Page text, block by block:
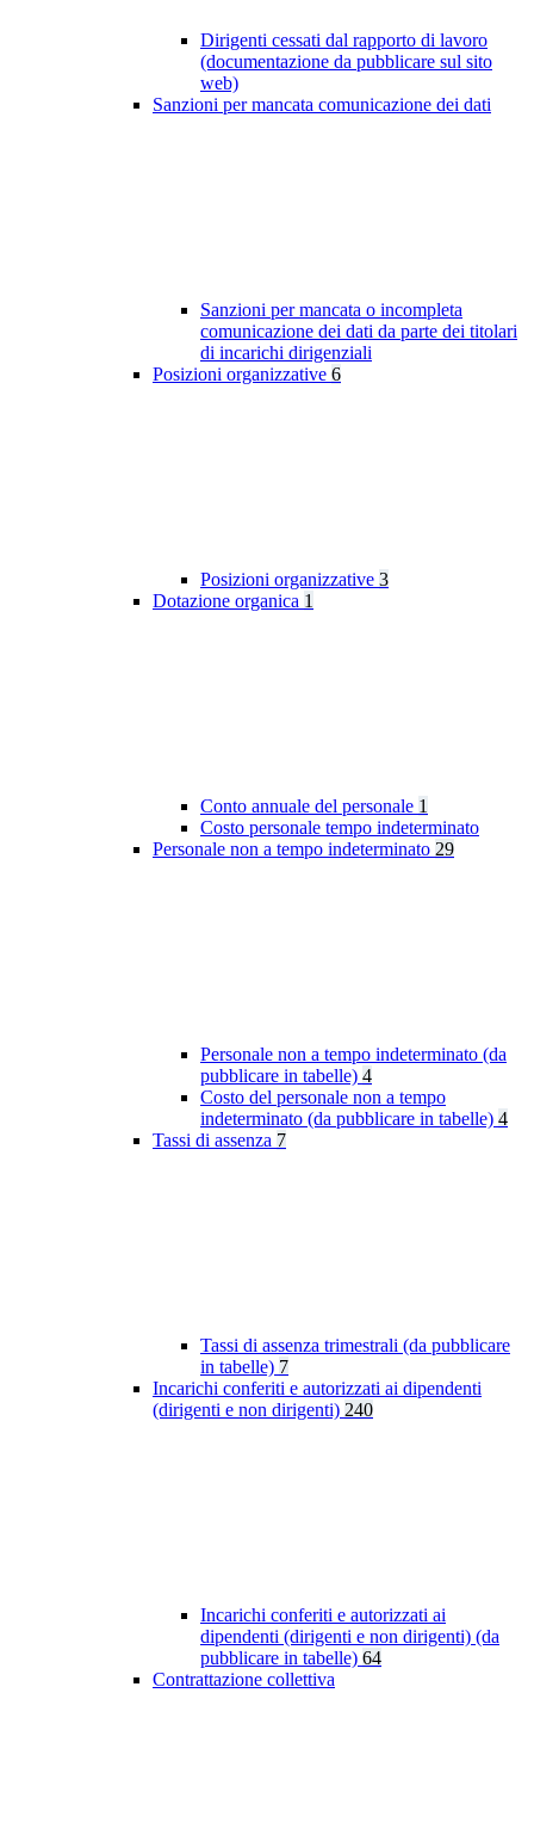
Dirigenti cessati dal rapporto di lavoro
(documentazione da pubblicare sul sito
web)
Sanzioni per mancata comunicazione dei dati
Sanzioni per mancata o incompleta
comunicazione dei dati da parte dei titolari
di incarichi dirigenziali
Posizioni organizzative 6
Posizioni organizzative 3
Dotazione organica 1
Conto annuale del personale 1
Costo personale tempo indeterminato
Personale non a tempo indeterminato 29
Personale non a tempo indeterminato (da
pubblicare in tabelle) 4
Costo del personale non a tempo
indeterminato (da pubblicare in tabelle) 4
Tassi di assenza 7
Tassi di assenza trimestrali (da pubblicare
in tabelle) 7
Incarichi conferiti e autorizzati ai dipendenti
(dirigenti e non dirigenti) 240
Incarichi conferiti e autorizzati ai
dipendenti (dirigenti e non dirigenti) (da
pubblicare in tabelle) 64
Contrattazione collettiva